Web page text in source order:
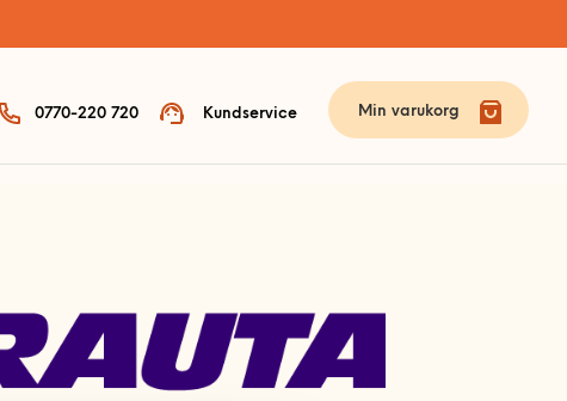
0770-220 720 Kundservice Min varukorg